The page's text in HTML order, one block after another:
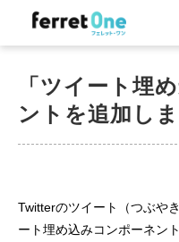
ツー
目
「ツイート埋
ントを追加し
Twitterのツイート（つぶや
ート埋め込みコンポーネン